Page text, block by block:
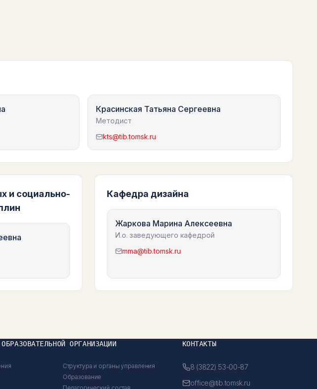
Красинская Татьяна Сергеевна
Методист
kts@tib.tomsk.ru
и социально-
Кафедра дизайна
Жаркова Марина Алексеевна
И.о. заведующего кафедрой
mma@tib.tomsk.ru
ОРГАНИЗАЦИИ
Структура и органы управления
Образование
КОНТАКТЫ
8 (3822) 53-00-87
office@tib.tomsk.ru